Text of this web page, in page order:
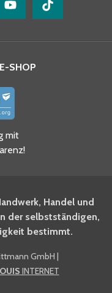
gelesen
für den
SHOP
mit
Handel und
der selbstständigen,
bestimmt.
GmbH |
INTERNET